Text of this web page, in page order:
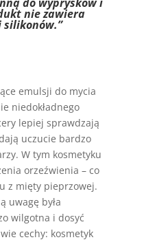
nie zawiera
silikonów.”
emulsji do mycia
niedokładnego
lepiej sprawdzają
uczucie bardzo
W tym kosmetyku
orzeźwienia – co
z mięty pieprzowej.
uwagę była
wilgotna i dosyć
cechy: kosmetyk